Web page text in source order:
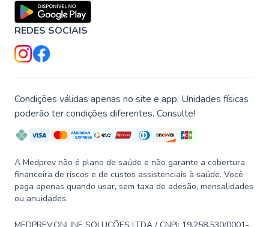
REDES SOCIAIS
Condições válidas apenas no site e app. Unidades físicas
poderão ter condições diferentes. Consulte!
A Medprev não é plano de saúde e não garante a cobertura
financeira de riscos e de custos assistenciais à saúde. Você
paga apenas quando usar, sem taxa de adesão, mensalidades
ou anuidades.